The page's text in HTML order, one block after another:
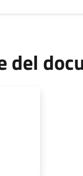
del